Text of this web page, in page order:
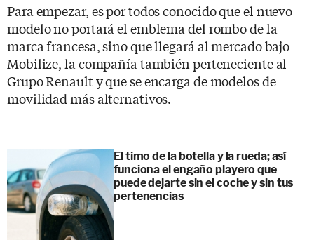
Para empezar, es por todos conocido que el nuevo
modelo no portará el emblema del rombo de la
marca francesa, sino que llegará al mercado bajo
Mobilize, la compañía también perteneciente al
Grupo Renault y que se encarga de modelos de
movilidad más alternativos.
El timo de la botella y la rueda; así
funciona el engaño playero que
puede dejarte sin el coche y sin tus
pertenencias